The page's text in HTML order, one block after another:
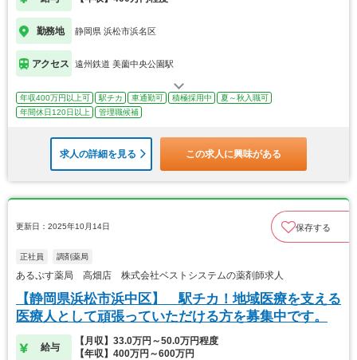
勤務地 静岡県 浜松市浜名区
アクセス 遠州鉄道 美薗中央公園駅
年収400万円以上可 駅チカ 車通勤可 積極採用中
夏～秋入職可
年間休日120日以上
管理職候補
求人の詳細を見る この求人に興味がある
更新日：2025年10月14日 保存する
正社員 調剤薬局
あるぷす薬局 高畑店 株式会社ベストシステムの薬剤師求人
【静岡県浜松市浜中区】 駅チカ！地域医療を支える
医療人として頑張っていただける方を募集中です。
給与
【月収】33.0万円～50.0万円程度
【年収】400万円～600万円